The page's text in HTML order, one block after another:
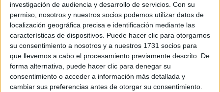
investigación de audiencia y desarrollo de servicios. Con su
permiso, nosotros y nuestros socios podemos utilizar datos de
localización geográfica precisa e identificación mediante las
características de dispositivos. Puede hacer clic para otorgarnos
su consentimiento a nosotros y a nuestros 1731 socios para
que llevemos a cabo el procesamiento previamente descrito. De
forma alternativa, puede hacer clic para denegar su
consentimiento o acceder a información más detallada y
cambiar sus preferencias antes de otorgar su consentimiento.
Presencial |Valencia
Máster Universitario en
Ingeniería del Diseño
UNIVERSITAT POLITèCNICA DE VALèNCIA (Universidad
Pública)
Tipo: Máster
Pídeles información ¡GRATIS!